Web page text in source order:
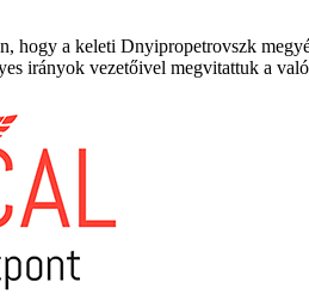
hogy a keleti Dnyipropetrovszk
irányok vezetőivel megvitattuk a